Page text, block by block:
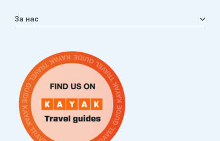
Листа на желби
За нас
Услови за плаќање и испорака
Наши партнери